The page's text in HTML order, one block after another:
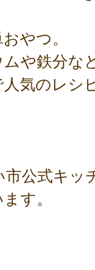
やつ。
や鉄分な
気のレシ
市公式キッ
す。